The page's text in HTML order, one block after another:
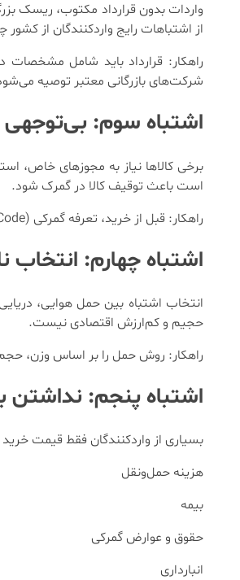
واردات بدون قرارداد مکتوب، ریسک
از اشتباهات رایج واردکنندگان از
راهکار: قرارداد باید شامل
شرکت‌های بازرگانی معتبر توصیه
اشتباه سوم: بی‌توجهی
برخی کالاها نیاز به مجوزهای خاص،
است باعث توقیف کالا در گمرک شود.
راهکار: قبل از خرید، تعرفه گمرکی (HS Code) و شرایط قانونی واردات کالا را بررسی کرده و با آخرین مقررات گمرک ایران آشنا شوید.
اشتباه چهارم:
انتخاب اشتباه بین حمل هوایی،
حجیم و کم‌ارزش اقتصادی نیست.
راهکار: روش حمل را بر اساس وزن،
اشتباه پنجم: نداشتن
بسیاری از واردکنندگان فقط قیمت
هزینه حمل‌ونقل
بیمه
حقوق و عوارض گمرکی
انبارداری